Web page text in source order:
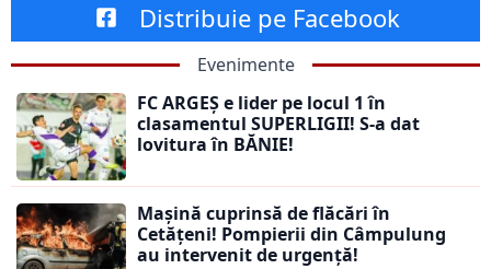
Distribuie pe Facebook
Evenimente
FC ARGEȘ e lider pe locul 1 în
clasamentul SUPERLIGII! S-a dat
lovitura în BĂNIE!
Mașină cuprinsă de flăcări în
Cetățeni! Pompierii din Câmpulung
au intervenit de urgență!